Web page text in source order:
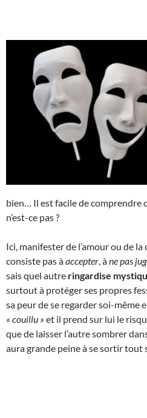
bien… Il est facile de comprendre
n’est-ce pas ?
Ici, manifester de l’amour ou de
consiste pas àaccepter , àne pas
sais quel autre ringardise
surtout à protéger ses propres
sa peur de se regarder soi-même
« couillu » et il prend sur lui le
que de laisser l’autre sombrer
aura grande peine à se sortir tout